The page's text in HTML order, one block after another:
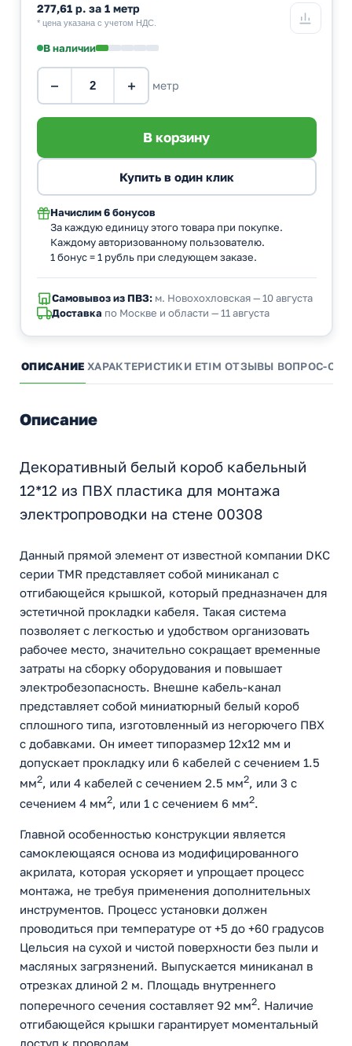
277,61 р. за 1 метр
* цена указана с учетом НДС.
В наличии
− + метр
Начислим 6 бонусов
За каждую единицу этого товара при покупке.
Каждому авторизованному пользователю.
1 бонус = 1 рубль при следующем заказе.
Самовывоз из ПВЗ:м. Новохохловская — 10 августа
Доставка по Москве и области — 11 августа
ОПИСАНИЕ ХАРАКТЕРИСТИКИ ETIM ОТЗЫВЫ ВОПРОС-
Описание
Декоративный белый короб кабельный
12*12 из ПВХ пластика для монтажа
электропроводки на стене 00308
Данный прямой элемент от известной компании DKC
серии TMR представляет собой миниканал с
отгибающейся крышкой, который предназначен для
эстетичной прокладки кабеля. Такая система
позволяет с легкостью и удобством организовать
рабочее место, значительно сокращает временные
затраты на сборку оборудования и повышает
электробезопасность. Внешне кабель-канал
представляет собой миниатюрный белый короб
сплошного типа, изготовленный из негорючего ПВХ
с добавками. Он имеет типоразмер 12х12 мм и
допускает прокладку или 6 кабелей с сечением 1.5
мм2, или 4 кабелей с сечением 2.5 мм2, или 3 с
сечением 4 мм2, или 1 с сечением 6 мм2.
Главной особенностью конструкции является
самоклеющаяся основа из модифицированного
акрилата, которая ускоряет и упрощает процесс
монтажа, не требуя применения дополнительных
инструментов. Процесс установки должен
проводиться при температуре от +5 до +60 градусов
Цельсия на сухой и чистой поверхности без пыли и
масляных загрязнений. Выпускается миниканал в
отрезках длиной 2 м. Площадь внутреннего
поперечного сечения составляет 92 мм2. Наличие
отгибающейся крышки гарантирует моментальный
доступ к проводам.